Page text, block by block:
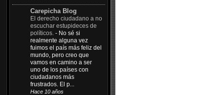
Carepicha Blog
El derecho ciudadano a no
escuchar estupideces de
políticos. - No sé si
realmente alguna vez
fuimos el país más feliz del
mundo, pero creo que
vamos en camino a ser
uno de los países con
ciudadanos más
frustrados. El p...
Hace 10 años